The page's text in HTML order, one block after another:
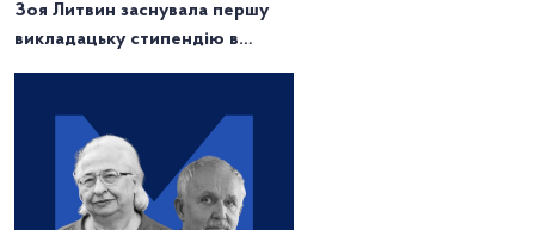
Зоя Литвин заснувала першу
викладацьку стипендію в